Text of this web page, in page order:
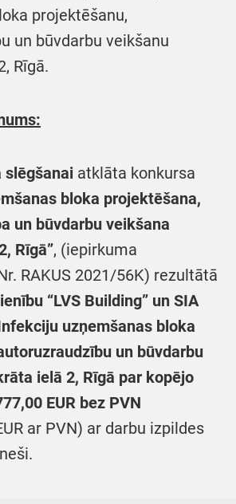
projektēšanu,
un būvdarbu veikšanu
Rīgā.
slēgšanai atklāta konkursa
bloka projektēšana,
un būvdarbu veikšana
Rīgā”, (iepirkuma
RAKUS 2021/56K) rezultātā
“LVS Building” un SIA
uzņemšanas bloka
un būvdarbu
ielā 2, Rīgā par kopējo
EUR bez PVN
ar PVN) ar darbu izpildes